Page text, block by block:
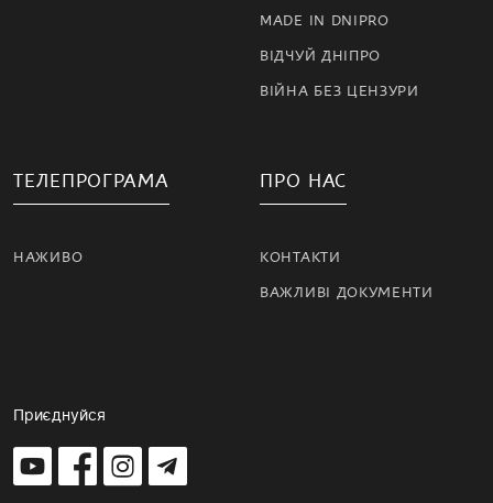
MADE IN DNIPRO
ВІДЧУЙ ДНІПРО
ВІЙНА БЕЗ ЦЕНЗУРИ
ТЕЛЕПРОГРАМА
НАЖИВО
ПРО НАС
КОНТАКТИ
ВАЖЛИВІ ДОКУМЕНТИ
Приєднуйся